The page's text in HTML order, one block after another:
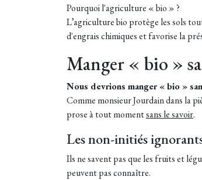
Pourquoi l'agriculture « bio » ?
L’agriculture bio protège les sols
d'engrais chimiques et favorise la
Manger « bio »
Nous devrions manger « bio »
Comme monsieur Jourdain dans la
prose à tout momentsans le savoir.
Les non-initiés
Ils ne savent pas que les fruits et
peuvent pas connaître.